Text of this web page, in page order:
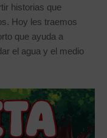
historias que
Hoy les traemos
que ayuda a
el agua y el medio